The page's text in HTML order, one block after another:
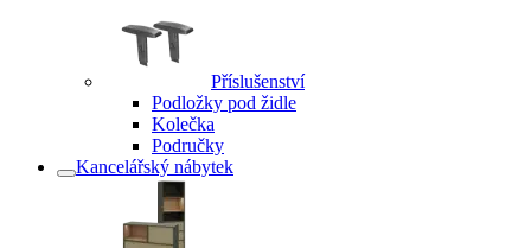
Příslušenství
Podložky pod židle
Kolečka
Područky
Kancelářský nábytek